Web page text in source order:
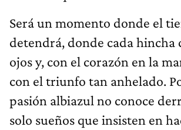
Será un momento donde el
detendrá, donde cada hincha
ojos y, con el corazón en la
con el triunfo tan anhelado.
pasión albiazul no conoce
solo sueños que insisten en